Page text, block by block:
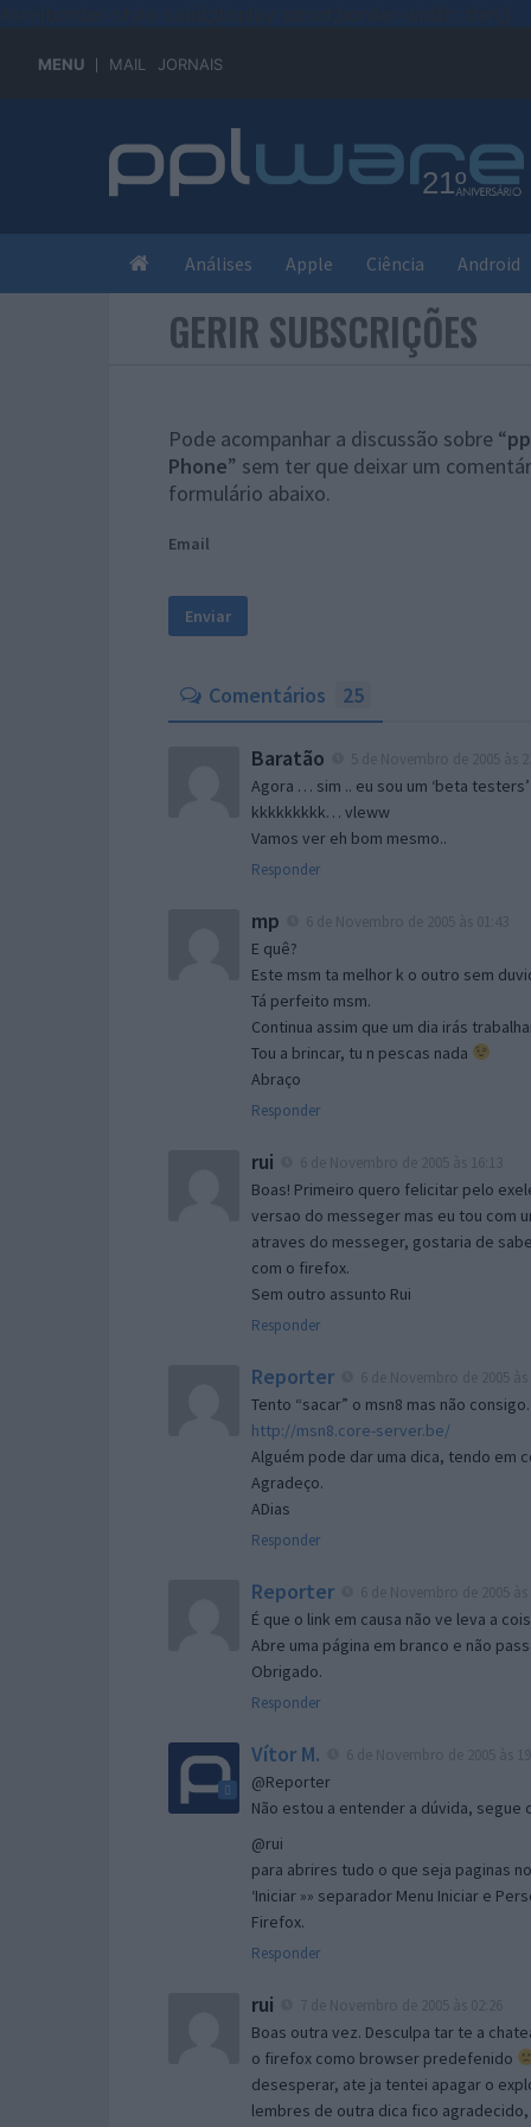
MENU MAIL JORNAIS
Análises Apple Ciência Android
GERIR SUBSCRIÇÕES
Pode acompanhar a discussão sobre “
Phone” sem ter que deixar um
formulário abaixo.
Email
Comentários 25
Baratão
Agora … sim .. eu sou um ‘beta testers’
kkkkkkkkk… vleww
Vamos ver eh bom mesmo..
Responder
mp
E quê?
Este msm ta melhor k o outro sem
Tá perfeito msm.
Continua assim que um dia irás
Tou a brincar, tu n pescas nada
Abraço
Responder
rui
Boas! Primeiro quero felicitar pelo
versao do messeger mas eu tou com
atraves do messeger, gostaria de
com o firefox.
Sem outro assunto Rui
Responder
Reporter
Tento “sacar” o msn8 mas não
http://msn8.core-server.be/
Alguém pode dar uma dica, tendo em
Agradeço.
ADias
Responder
Reporter
É que o link em causa não ve leva a
Abre uma página em branco e não
Obrigado.
Responder
Vítor M.
@Reporter
Não estou a entender a dúvida,
@rui
para abrires tudo o que seja paginas
‘Iniciar »» separador Menu Iniciar e
Firefox.
Responder
rui
Boas outra vez. Desculpa tar te a
o firefox como browser predefenido
desesperar, ate ja tentei apagar o
lembres de outra dica fico